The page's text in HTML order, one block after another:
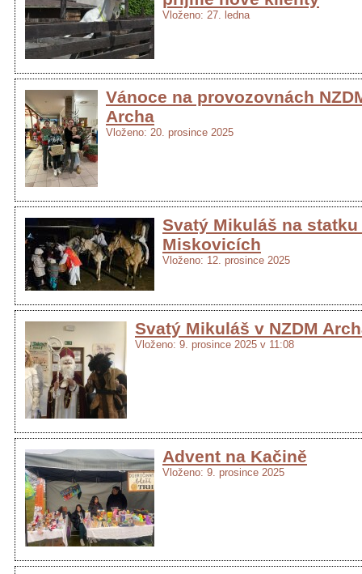
Vloženo: 27. ledna
Vánoce na provozovnách
Archa
Vloženo: 20. prosince 2025
Svatý Mikuláš na statku
Miskovicích
Vloženo: 12. prosince 2025
Svatý Mikuláš v NZDM
Vloženo: 9. prosince 2025 v 11:08
Advent na Kačině
Vloženo: 9. prosince 2025